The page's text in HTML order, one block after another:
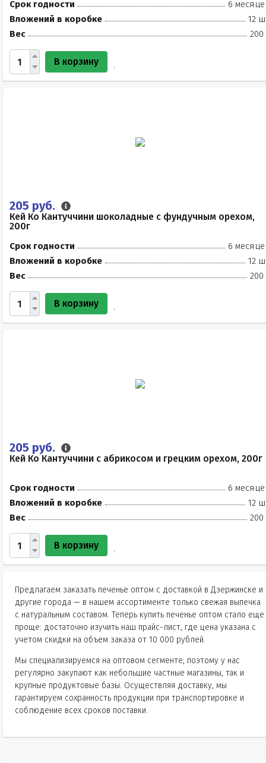
Срок годности
6
Вложений в коробке
12
Вес
200
В корзину
205 руб.
Кей Ко Кантуччини шоколадные с фундучным орехом,
200г
Срок годности
6
Вложений в коробке
12
Вес
200
В корзину
205 руб.
Кей Ко Кантуччини с абрикосом и грецким орехом, 200г
Срок годности
6
Вложений в коробке
12
Вес
200
В корзину
Предлагаем заказать печенье оптом с доставкой в Дзержинске и
другие города — в нашем ассортименте только свежая выпечка
с натуральным составом. Теперь купить печенье оптом стало еще
проще: достаточно изучить наш прайс-лист, где цена указана с
учетом скидки на объем заказа от 10 000 рублей.
Мы специализируемся на оптовом сегменте, поэтому у нас
регулярно закупают как небольшие частные магазины, так и
крупные продуктовые базы. Осуществляя доставку, мы
гарантируем сохранность продукции при транспортировке и
соблюдение всех сроков поставки.